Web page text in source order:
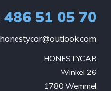
486 51 05 70
honestycar@outlook.com
HONESTYCAR
Winkel 26
1780 Wemmel